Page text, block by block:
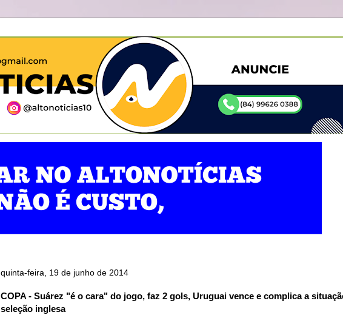
quinta-feira, 19 de junho de 2014
COPA - Suárez "é o cara" do jogo, faz 2 gols, Uruguai vence e complica a
seleção inglesa